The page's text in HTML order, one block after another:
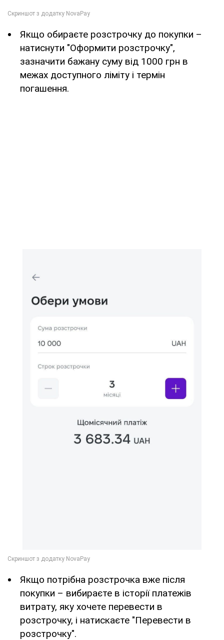
Якщо обираєте розстрочку до покупки –
натиснути "Оформити розстрочку",
зазначити бажану суму від 1000 грн в
межах доступного ліміту і термін
погашення.
Якщо потрібна розстрочка вже після
покупки – вибираєте в історії платежів
витрату, яку хочете перевести в
розстрочку, і натискаєте "Перевести в
розстрочку".